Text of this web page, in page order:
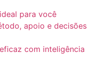
para você
apoio e decisões
com inteligência